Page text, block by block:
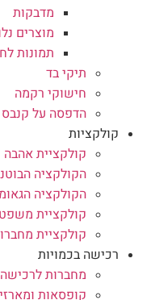
מדבקות
מוצרים
תמונות
תיקי בד
חישוקי רקמה
הדפסה על קנבס
קולקציות
קולקציית אהבה
הקולקציה
הקולקציה
קולקציית
קולקציית
רכישה בכמויות
מחברות לרכישה
קופסאות